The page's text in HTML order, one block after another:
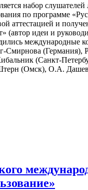
набор
по программе
аттестацией и
(автор идеи и
международные
Смирнова (Германия),
(Санкт-
(Омск), О.А.